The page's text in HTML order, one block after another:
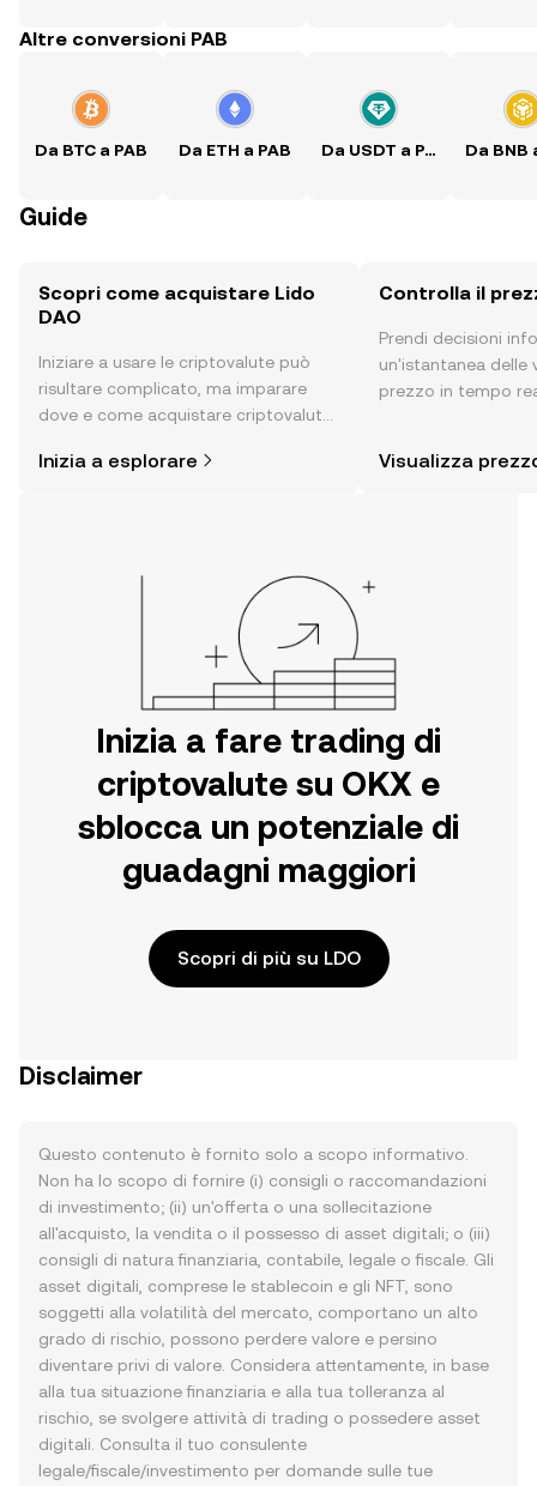
Altre conversioni PAB
Da BTC a PAB Da ETH a PAB Da USDT a PAB Da BNB
Guide
Scopri come acquistare Lido
DAO
Iniziare a usare le criptovalute può
risultare complicato, ma imparare
dove e come acquistare criptovalute
pensare. Inizia il tuo viaggio sull'app
Inizia a esplorare
Controlla il
Prendi decisioni
un'istantanea delle
prezzo in tempo
Visualizza
Inizia a fare trading di
criptovalute su OKX e
sblocca un potenziale di
guadagni maggiori
Scopri di più su LDO
Disclaimer
Questo contenuto è fornito solo a scopo informativo.
Non ha lo scopo di fornire (i) consigli o raccomandazioni
di investimento; (ii) un'offerta o una sollecitazione
all'acquisto, la vendita o il possesso di asset digitali; o (iii)
consigli di natura finanziaria, contabile, legale o fiscale. Gli
asset digitali, comprese le stablecoin e gli NFT, sono
soggetti alla volatilità del mercato, comportano un alto
grado di rischio, possono perdere valore e persino
diventare privi di valore. Considera attentamente, in base
alla tua situazione finanziaria e alla tua tolleranza al
rischio, se svolgere attività di trading o possedere asset
digitali. Consulta il tuo consulente
legale/fiscale/investimento per domande sulle tue